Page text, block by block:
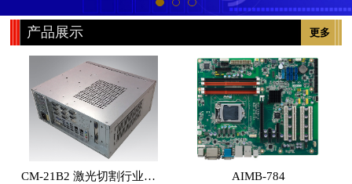
OEM服务
工程案例
联系我们
更多
产品展示
CM-21B2 激光切割行业专用工控机 （体积小，性能高，价格实惠） AIMB-784